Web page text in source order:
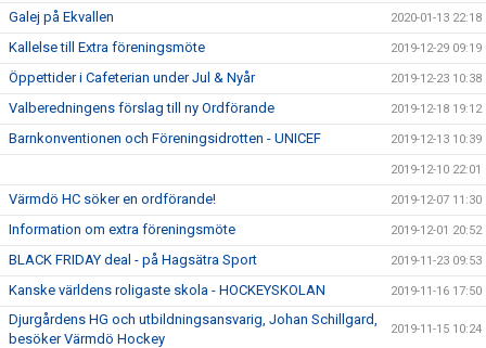
Galej på Ekvallen 2020-01-13 22:18
Kallelse till Extra föreningsmöte 2019-12-29 09:19
Öppettider i Cafeterian under Jul & Nyår 2019-12-23 10:38
Valberedningens förslag till ny Ordförande 2019-12-18 19:12
Barnkonventionen och Föreningsidrotten - UNICEF 2019-12-13 10:39
2019-12-10 22:01
Värmdö HC söker en ordförande! 2019-12-07 11:30
Information om extra föreningsmöte 2019-12-01 20:52
BLACK FRIDAY deal - på Hagsätra Sport 2019-11-23 09:53
Kanske världens roligaste skola - HOCKEYSKOLAN 2019-11-16 17:50
Djurgårdens HG och utbildningsansvarig, Johan Schillgard,
besöker Värmdö Hockey
2019-11-15 10:24